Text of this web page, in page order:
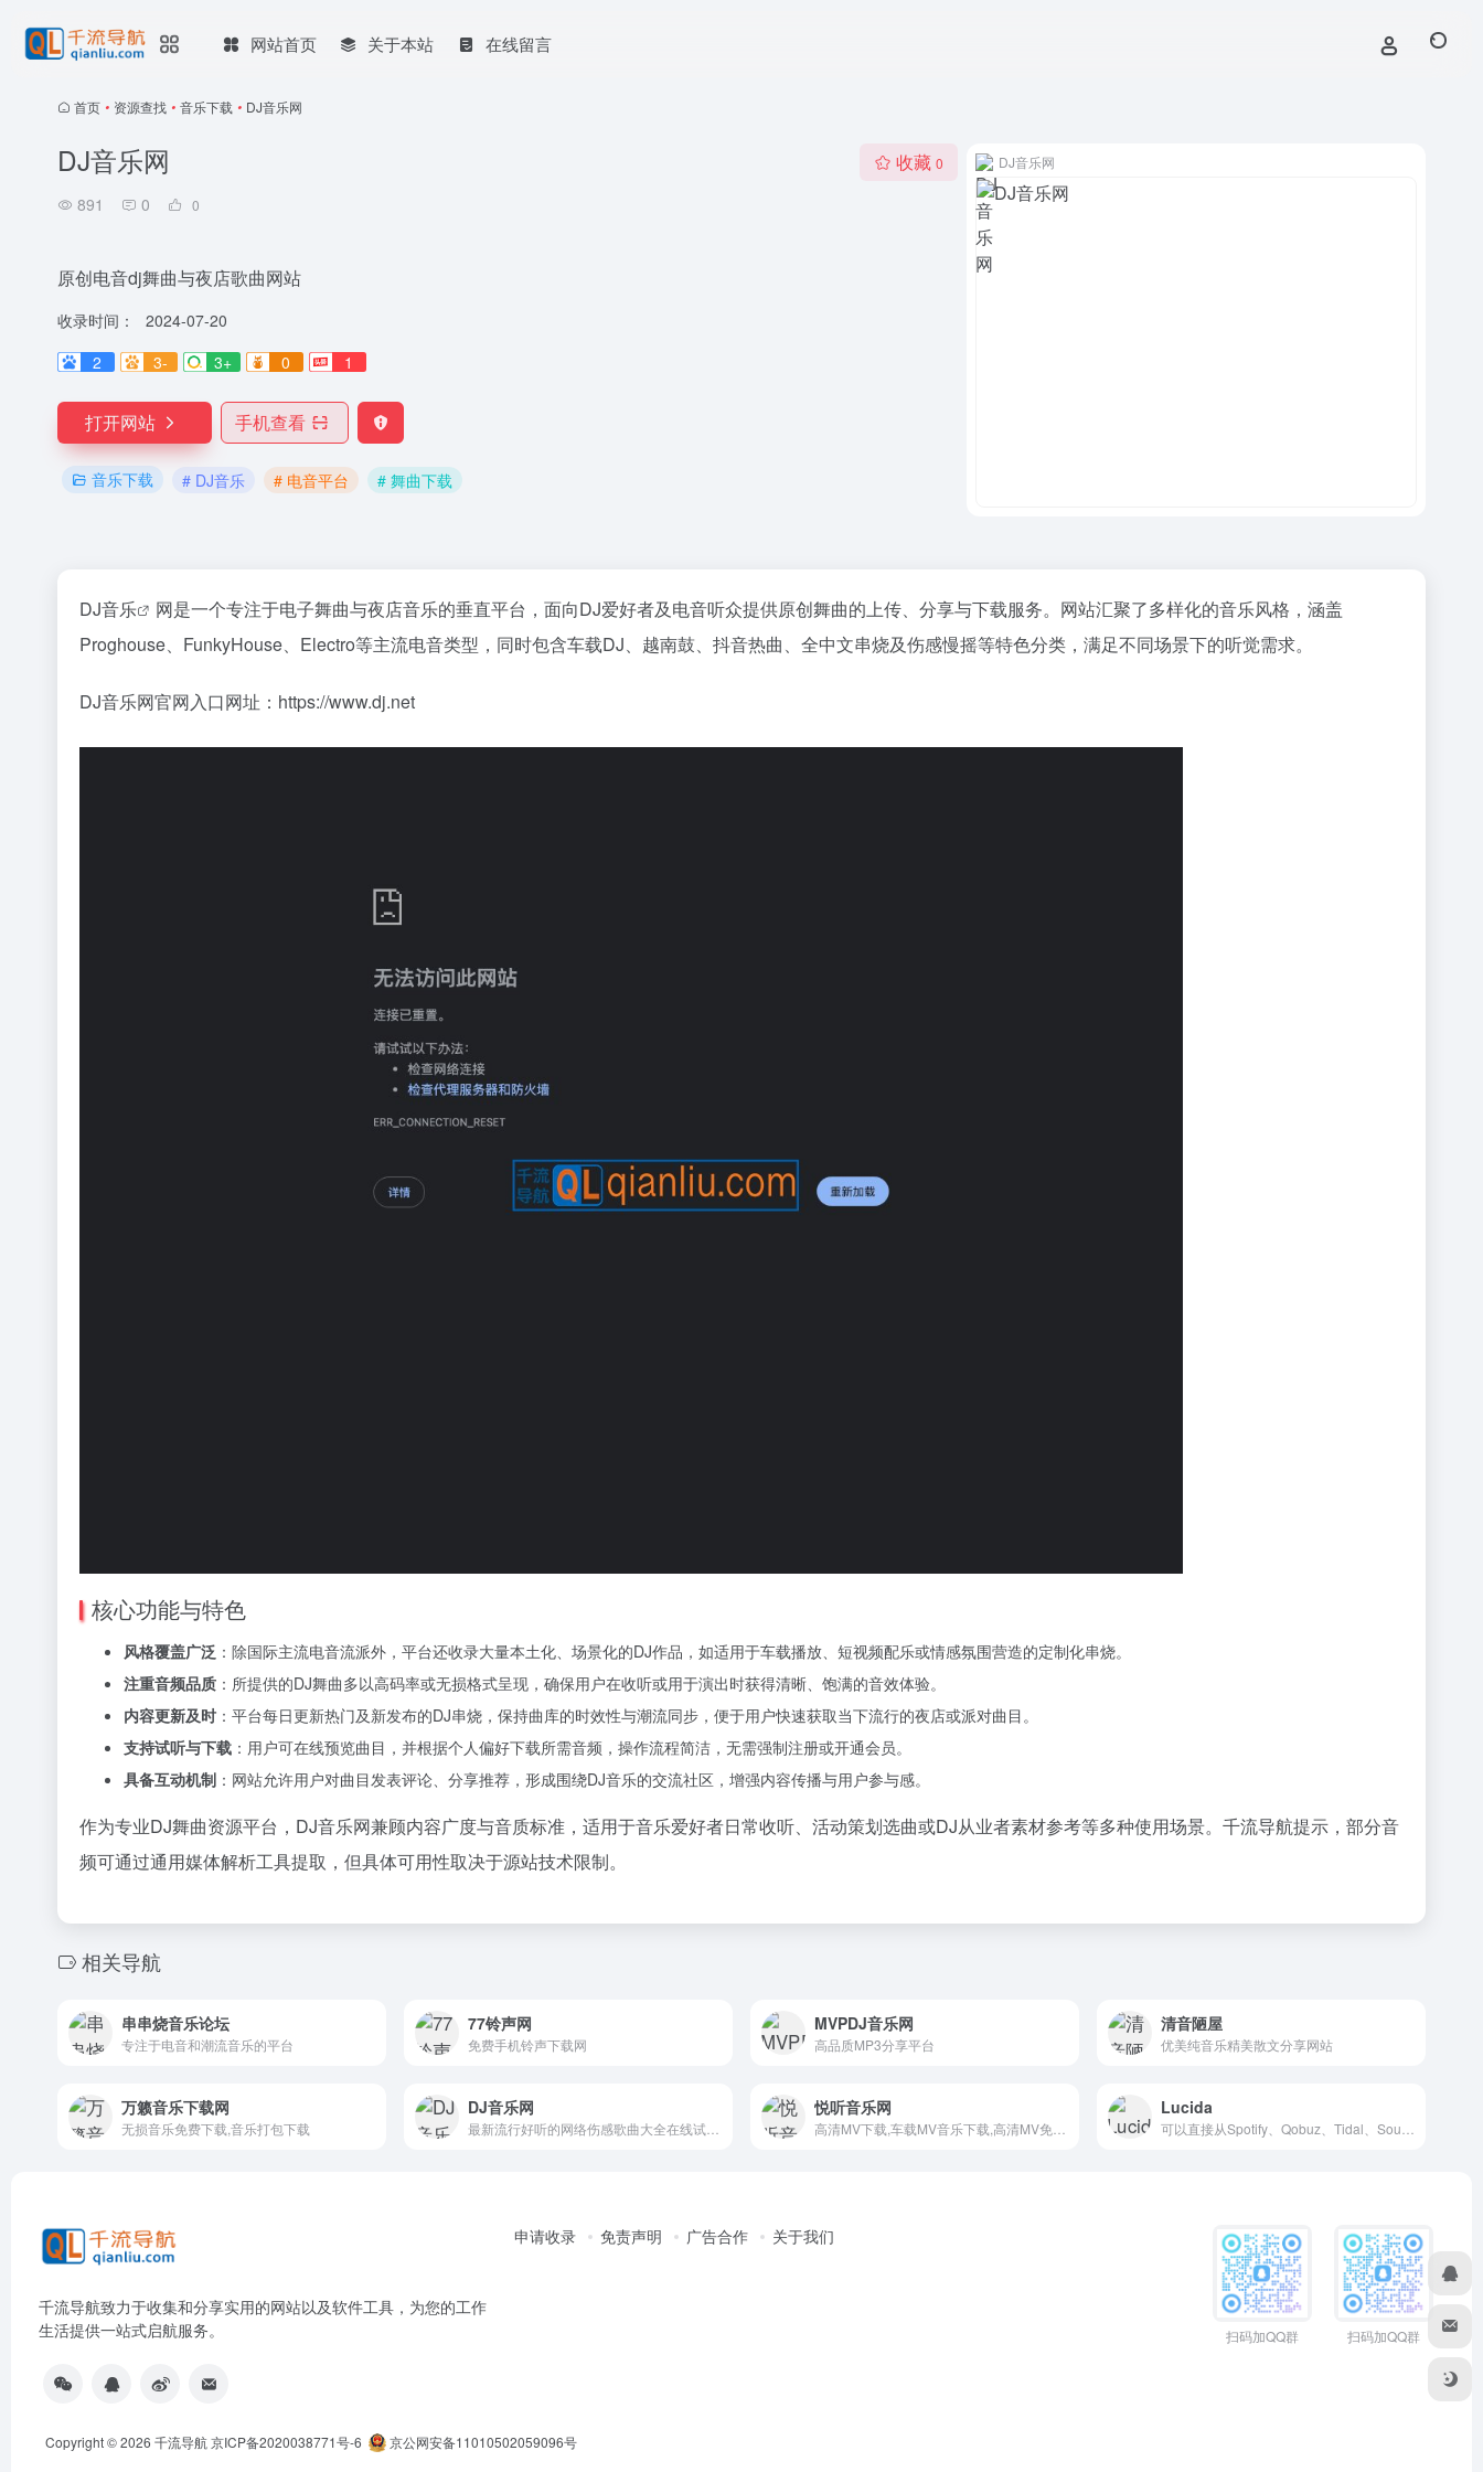
网站首页 关于本站 在线留言
首页 • 资源查找 • 音乐下载 • DJ音乐网
DJ音乐网
891 0 0
收藏 0
原创电音dj舞曲与夜店歌曲网站
收录时间：
2024-07-20
2
3- 3+ 0 1
打开网站 手机查看
音乐下载 # DJ音乐 # 电音平台 # 舞曲下载
DJ音乐网
DJ音乐
网是一个专注于电子舞曲与夜店音乐的垂直平台，面向DJ爱好者及电音听众提供原创舞曲的上传、分享与下载服务。网站汇聚了多样化的音乐风格，涵盖
Proghouse、FunkyHouse、Electro等主流电音类型，同时包含车载DJ、越南鼓、抖音热曲、全中文串烧及伤感慢摇等特色分类，满足不同场景下的听觉需求。
DJ音乐网官网入口网址：https://www.dj.net
核心功能与特色
风格覆盖广泛 ：除国际主流电音流派外，平台还收录大量本土化、场景化的DJ作品，如适用于车载播放、短视频配乐或情感氛围营造的定制化串烧。
注重音频品质 ：所提供的DJ舞曲多以高码率或无损格式呈现，确保用户在收听或用于演出时获得清晰、饱满的音效体验。
内容更新及时 ：平台每日更新热门及新发布的DJ串烧，保持曲库的时效性与潮流同步，便于用户快速获取当下流行的夜店或派对曲目。
支持试听与下载 ：用户可在线预览曲目，并根据个人偏好下载所需音频，操作流程简洁，无需强制注册或开通会员。
具备互动机制 ：网站允许用户对曲目发表评论、分享推荐，形成围绕DJ音乐的交流社区，增强内容传播与用户参与感。
作为专业DJ舞曲资源平台，DJ音乐网兼顾内容广度与音质标准，适用于音乐爱好者日常收听、活动策划选曲或DJ从业者素材参考等多种使用场景。千流导航提示，部分音
频可通过通用媒体解析工具提取，但具体可用性取决于源站技术限制。
相关导航
串串烧音乐论坛
专注于电音和潮流音乐的平台
77铃声网
免费手机铃声下载网
MVPDJ音乐网
高品质MP3分享平台
清音陋屋
优美纯音乐精美散文分享网站
万籁音乐下载网
无损音乐免费下载,音乐打包下载
DJ音乐网 悦听音乐网 Lucida
千流导航致力于收集和分享实用的网站以及软件工具，为您的工作
生活提供一站式启航服务。
申请收录 免责声明 广告合作 关于我们
扫码加QQ群 扫码加QQ群
Copyright © 2026 千流导航京ICP备2020038771号-6 京公网安备11010502059096号